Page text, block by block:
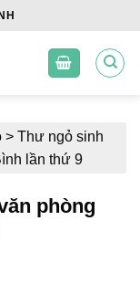
> Thư ngỏ sinh
lần thứ 9
phòng